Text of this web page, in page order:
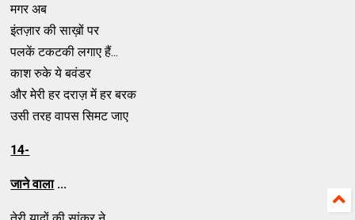
मगर अब
इंतज़ार की साख़ों पर
पलकें टकटकी लगाए हैं...
काश रुके ये बवंडर
और मेरी हर दराज़ में हर बरक
उसी तरह वापस सिमट जाए
14-
जाने वाला...